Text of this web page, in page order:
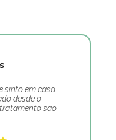
sinto em casa
desde o
são